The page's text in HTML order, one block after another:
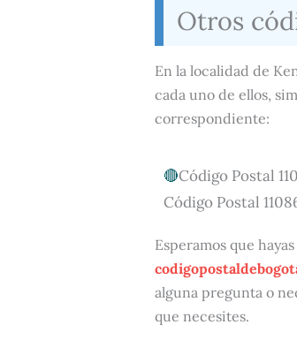
Otros
En la localidad de
cada uno de ellos,
correspondiente:
Código Postal
Código Postal
Esperamos que
alguna pregunta o
que necesites.